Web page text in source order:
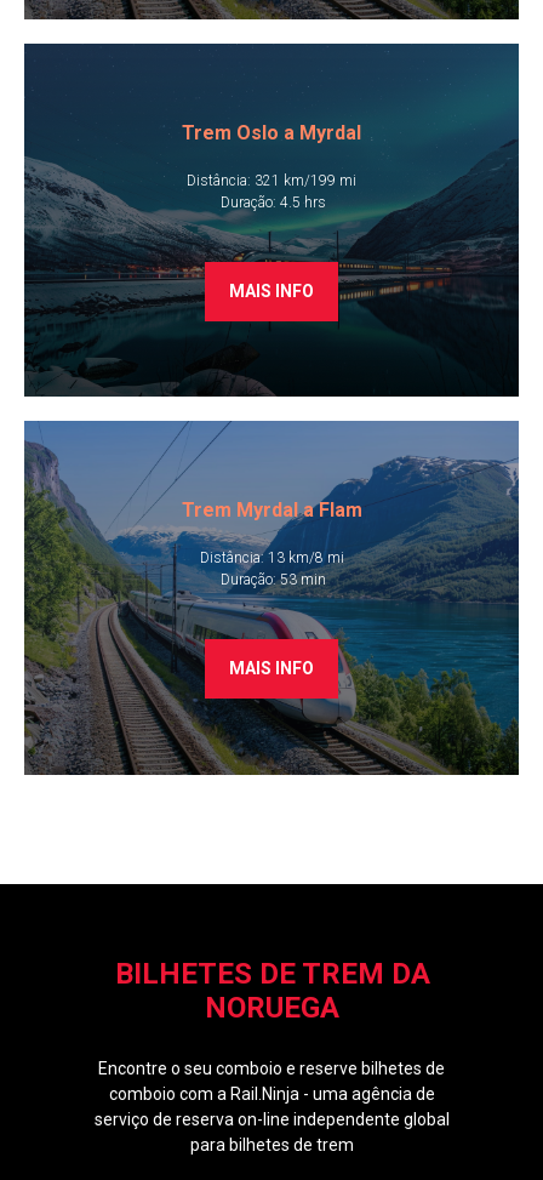
Trem Oslo a Myrdal
Distância: 321 km/199 mi
​ Duração: 4.5 hrs
MAIS INFO
Trem Myrdal a Flam
Distância: 13 km/8 mi
​ Duração: 53 min
MAIS INFO
BILHETES DE TREM DA
NORUEGA
Encontre o seu comboio e reserve bilhetes de
comboio com a Rail.Ninja - uma agência de
serviço de reserva on-line independente global
para bilhetes de trem